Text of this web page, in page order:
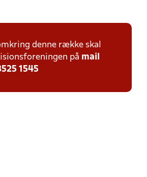
denne række skal
på mail
1545